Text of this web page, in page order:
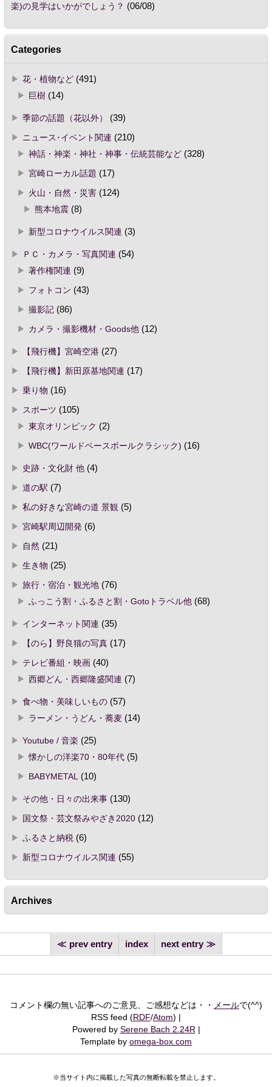
楽)の見学はいかがでしょう？ (06/08)
Categories
花・植物など(491)
巨樹(14)
季節の話題（花以外）
(39)
ニュース･イベント関連 (210)
神話・神楽・神社・神事・伝統芸能など(328)
宮崎ローカル話題 (17)
火山・自然・災害(124)
熊本地震(8)
新型コロナウイルス関連 (3)
ＰＣ・カメラ・写真関連 (54)
著作権関連 (9)
フォトコン (43)
撮影記(86)
カメラ・撮影機材・Goods他(12)
【飛行機】宮崎空港(27)
【飛行機】新田原基地関連 (17)
乗り物 (16)
スポーツ (105)
東京オリンピック (2)
WBC(ワールドベースボールクラシック) (16)
史跡・文化財 他(4)
道の駅 (7)
私の好きな宮崎の道 景観 (5)
宮崎駅周辺開発(6)
自然 (21)
生き物 (25)
旅行・宿泊・観光地(76)
ふっこう割・ふるさと割・Gotoトラベル他(68)
インターネット関連 (35)
【のら】野良猫の写真(17)
テレビ番組・映画(40)
西郷どん・西郷隆盛関連 (7)
食べ物・美味しいもの(57)
ラーメン・うどん・蕎麦(14)
Youtube / 音楽 (25)
懐かしの洋楽70・80年代(5)
BABYMETAL
(10)
その他・日々の出来事(130)
国文祭・芸文祭みやざき2020(12)
ふるさと納税(6)
新型コロナウイルス関連 (55)
Archives
prev entry index next entry
コメント欄の無い記事へのご意見、ご感想などは・・ メールで(^^)
RSS feed (RDF/Atom)
Powered by Serene Bach 2.24R
Template by omega-box.com
※当サイト内に掲載した写真の無断転載を禁止します。